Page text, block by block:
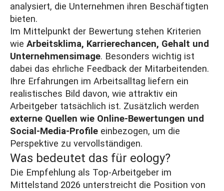
analysiert, die Unternehmen ihren Beschäftigten
bieten.
Im Mittelpunkt der Bewertung stehen Kriterien
wie Arbeitsklima, Karrierechancen, Gehalt und
Unternehmensimage. Besonders wichtig ist
dabei das ehrliche Feedback der Mitarbeitenden.
Ihre Erfahrungen im Arbeitsalltag liefern ein
realistisches Bild davon, wie attraktiv ein
Arbeitgeber tatsächlich ist. Zusätzlich werden
externe Quellen wie Online-Bewertungen und
Social-Media-Profile einbezogen, um die
Perspektive zu vervollständigen.
Was bedeutet das für eology?
Die Empfehlung als Top-Arbeitgeber im
Mittelstand 2026 unterstreicht die Position von